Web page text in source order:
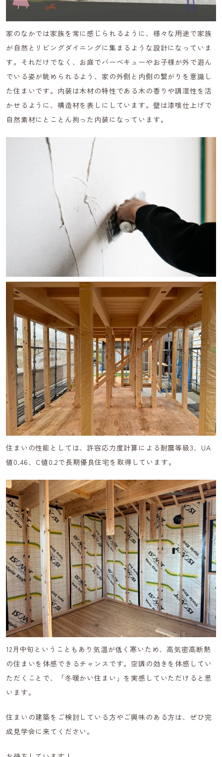
家のなかでは家族を常に感じられるように、様々な用途で家族
が自然とリビングダイニングに集まるような設計になっていま
す。それだけでなく、お庭でバーベキューやお子様が外で遊ん
でいる姿が眺められるよう、家の外側と内側の繋がりを意識し
た住まいです。内装は木材の特性である木の香りや調湿性を活
かせるように、構造材を表しにしています。壁は漆喰仕上げで
自然素材にとことん拘った内装になっています。
住まいの性能としては、許容応力度計算による耐震等級3、UA
値0.46、C値0.2で長期優良住宅を取得しています。
12月中旬ということもあり気温が低く寒いため、高気密高断熱
の住まいを体感できるチャンスです。空調の効きを体感してい
ただくことで、「冬暖かい住まい」を実感していただけると思
います。
住まいの建築をご検討している方やご興味のある方は、ぜひ完
成見学会に来てください。